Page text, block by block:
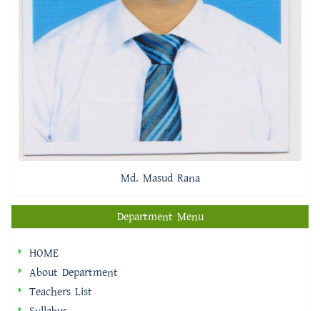
Md. Masud Rana
Department Menu
HOME
About Department
Teachers List